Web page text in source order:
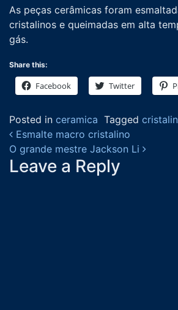
As peças cerâmicas foram
cristalinos e queimadas em alta
gás.
Share this:
Facebook Twitter
Posted in ceramica Tagged
Post navigation
Esmalte macro cristalino
O grande mestre Jackson Li
Leave a Reply